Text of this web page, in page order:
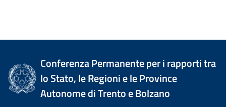
Conferenza Permanente per i rapporti tra
lo Stato, le Regioni e le Province
Autonome di Trento e Bolzano